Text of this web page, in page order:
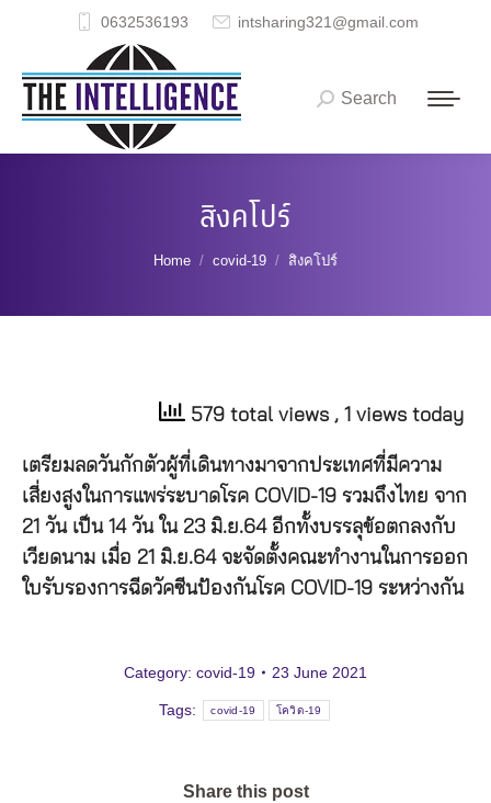
0632536193 intsharing321@gmail.com
Search:
Search
สิงคโปร์
You are here:
Home covid-19 สิงคโปร์
579 total views , 1 views today
เตรียมลดวันกักตัวผู้ที่เดินทางมาจากประเทศที่มีความ
เสี่ยงสูงในการแพร่ระบาดโรค COVID-19 รวมถึงไทย จาก
21 วัน เป็น 14 วัน ใน 23 มิ.ย.64 อีกทั้งบรรลุข้อตกลงกับ
เวียดนาม เมื่อ 21 มิ.ย.64 จะจัดตั้งคณะทำงานในการออก
ใบรับรองการฉีดวัคซีนป้องกันโรค COVID-19 ระหว่างกัน
Category: covid-19 23 June 2021
Tags: covid-19 โควิด-19
Share this post